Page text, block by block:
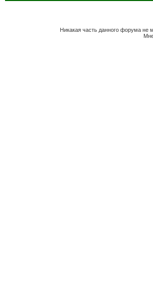
Никакая часть данного форума не